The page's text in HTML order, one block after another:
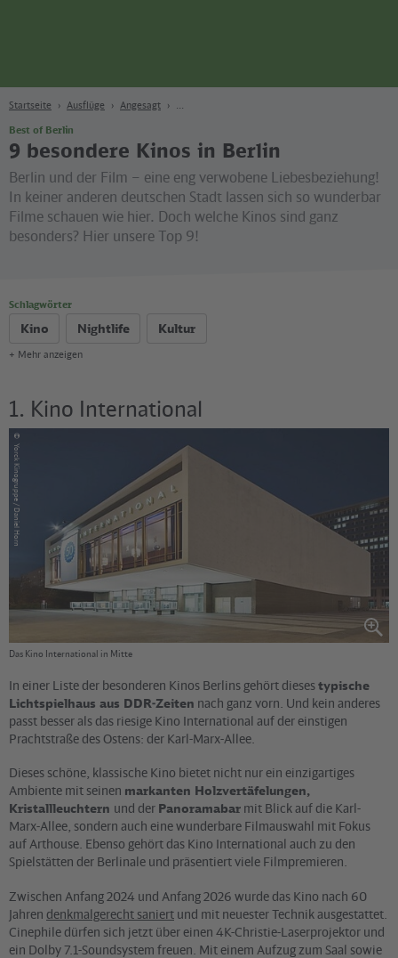
Startseite Ausflüge Angesagt
Best of Berlin
9 besondere Kinos in Berlin
Berlin und der Film – eine eng verwobene Liebesbeziehung!
In keiner anderen deutschen Stadt lassen sich so wunderbar
Filme schauen wie hier. Doch welche Kinos sind ganz
besonders? Hier unsere Top 9!
Schlagwörter
Kino Nightlife Kultur
+ Mehr anzeigen
1. Kino International
©
Yorck Kinogruppe / Daniel Horn
Das Kino International in Mitte
In einer Liste der besonderen Kinos Berlins gehört diesestypische
Lichtspielhaus aus DDR-Zeiten nach ganz vorn. Und kein anderes
passt besser als das riesige Kino International auf der einstigen
Prachtstraße des Ostens: der Karl-Marx-Allee.
Dieses schöne, klassische Kino bietet nicht nur ein einzigartiges
Ambiente mit seinen markanten Holzvertäfelungen,
Kristallleuchtern und der Panoramabar mit Blick auf die Karl-
Marx-Allee, sondern auch eine wunderbare Filmauswahl mit Fokus
auf Arthouse. Ebenso gehört das Kino International auch zu den
Spielstätten der Berlinale und präsentiert viele Filmpremieren.
Zwischen Anfang 2024 und Anfang 2026 wurde das Kino nach 60
Jahren denkmalgerecht saniert und mit neuester Technik ausgestattet.
Cinephile dürfen sich jetzt über einen 4K-Christie-Laserprojektor und
ein Dolby 7.1-Soundsystem freuen. Mit einem Aufzug zum Saal sowie